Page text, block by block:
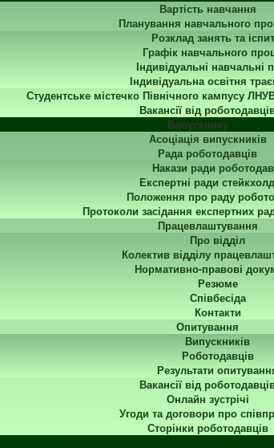
Вартість навчання
Планування навчального
Розклад занять та
Графік навчального
Індивідуальні навчальні
Індивідуальна освітня
Студентське містечко Північного кампусу
Вакансії від
Випускнику
Асоціація випускників
Рада роботодавців
Накази ради
Експертні ради
Положення про раду
Протоколи засідання експертних
Працевлаштування
Про відділ
Колектив відділу
Нормативно-правові
Резюме
Співбесіда
Контакти
Опитування
Випускників
Роботодавців
Результати
Вакансії від
Онлайн зустрічі
Угоди та договори про
Сторінки роботодавців